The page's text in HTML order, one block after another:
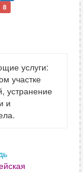
8
услуги:
участке
устранение
и